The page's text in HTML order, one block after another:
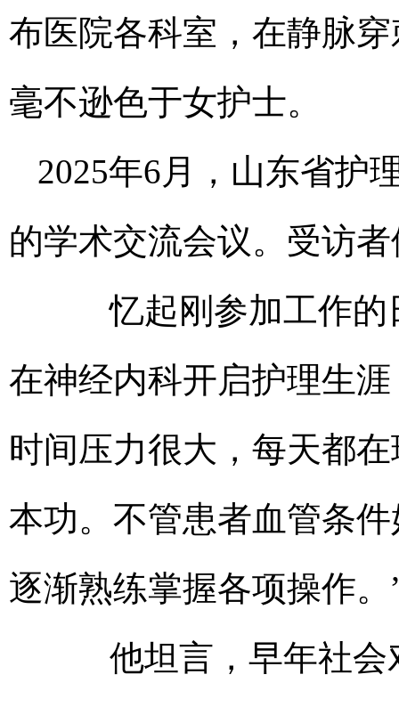
布医院各科室，在静脉
毫不逊色于女护士。
2025年6月，山东省护
的学术交流会议。受访
忆起刚参加工作的
在神经内科开启护理生
时间压力很大，每天都
本功。不管患者血管条
逐渐熟练掌握各项操作。
他坦言，早年社会